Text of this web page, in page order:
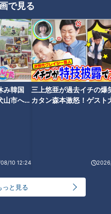
で見る
み韓国
山市へ
10 12:24
三上悠亜が過去イチの爆
カタン森本激怒！ゲスト
っと見る
2023年1月25日放送
マヂラブ野田が美味しさに
うなった！ お値段格安！
人気レストランを運営する
のは『名古屋辻学園調理専
門学校』の生徒たち
チャント！
マヂ学校に向かいます
2023/02/08 07:05
教育 チャント！
投球フォーム改造の髙橋宏
斗投手に立浪監督がアドバ